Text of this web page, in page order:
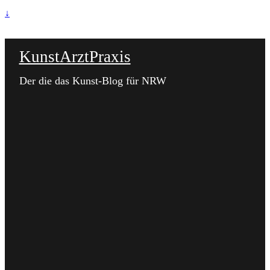
↓
KunstArztPraxis
Der die das Kunst-Blog für NRW